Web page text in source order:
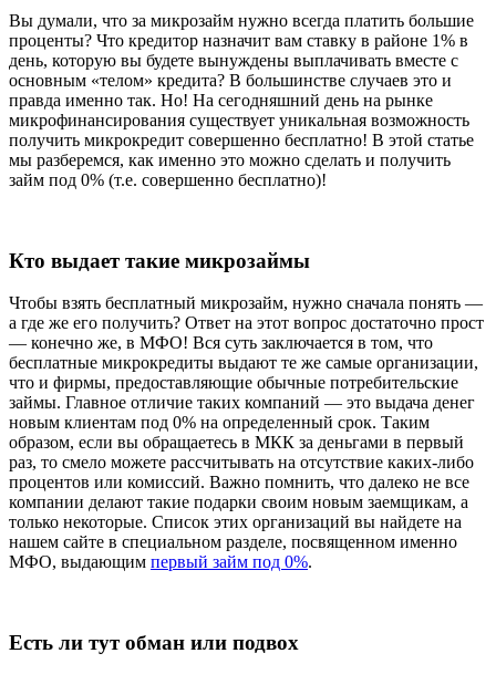
Вы думали, что за микрозайм нужно всегда платить большие
проценты? Что кредитор назначит вам ставку в районе 1% в
день, которую вы будете вынуждены выплачивать вместе с
основным «телом» кредита? В большинстве случаев это и
правда именно так. Но! На сегодняшний день на рынке
микрофинансирования существует уникальная возможность
получить микрокредит совершенно бесплатно! В этой статье
мы разберемся, как именно это можно сделать и получить
займ под 0% (т.е. совершенно бесплатно)!
Кто выдает такие микрозаймы
Чтобы взять бесплатный микрозайм, нужно сначала понять —
а где же его получить? Ответ на этот вопрос достаточно прост
— конечно же, в МФО! Вся суть заключается в том, что
бесплатные микрокредиты выдают те же самые организации,
что и фирмы, предоставляющие обычные потребительские
займы. Главное отличие таких компаний — это выдача денег
новым клиентам под 0% на определенный срок. Таким
образом, если вы обращаетесь в МКК за деньгами в первый
раз, то смело можете рассчитывать на отсутствие каких-либо
процентов или комиссий. Важно помнить, что далеко не все
компании делают такие подарки своим новым заемщикам, а
только некоторые. Список этих организаций вы найдете на
нашем сайте в специальном разделе, посвященном именно
МФО, выдающим первый займ под 0%.
Есть ли тут обман или подвох